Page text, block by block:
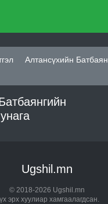
Алтансүхийн
Ugshil.mn
© 2018-2026 Ugshil.mn
эрх хуулиар хамгаалагдсан.